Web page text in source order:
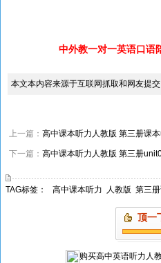
中外教一对一英语口语
本文本内容来源于互联网抓取和网友提
上一篇： 高中课本听力人教版 第三册课
下一篇： 高中课本听力人教版 第三册
TAG标签： 高中课本听力 人教版 第三
顶一
购买高中英语听力人